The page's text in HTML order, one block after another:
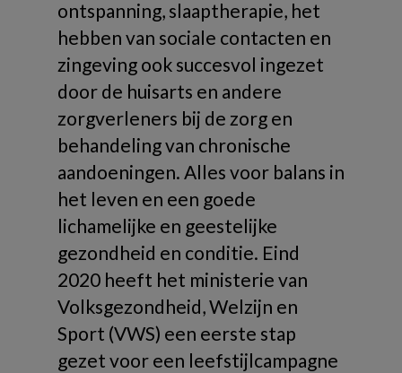
ontspanning, slaaptherapie, het
hebben van sociale contacten en
zingeving ook succesvol ingezet
door de huisarts en andere
zorgverleners bij de zorg en
behandeling van chronische
aandoeningen. Alles voor balans in
het leven en een goede
lichamelijke en geestelijke
gezondheid en conditie. Eind
2020 heeft het ministerie van
Volksgezondheid, Welzijn en
Sport (VWS) een eerste stap
gezet voor een leefstijlcampagne